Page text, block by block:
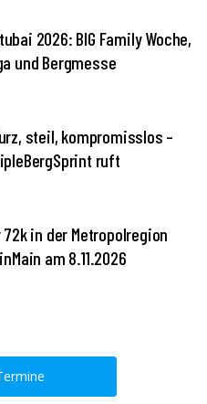
2026: BIG Family Woche,
und Bergmesse
steil, kompromisslos –
ruft
72k in der Metropolregion
am 8.11.2026